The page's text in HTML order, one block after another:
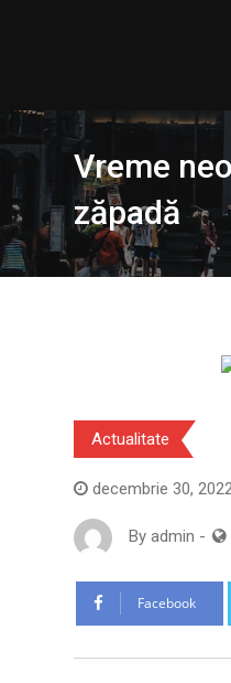
Vreme
zăpadă
Actualitate
decembrie 30,
By admin -
Facebook